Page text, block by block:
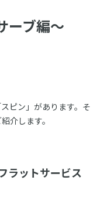
ーブ編〜
ピン」があります。そ
介します。
ラットサービス